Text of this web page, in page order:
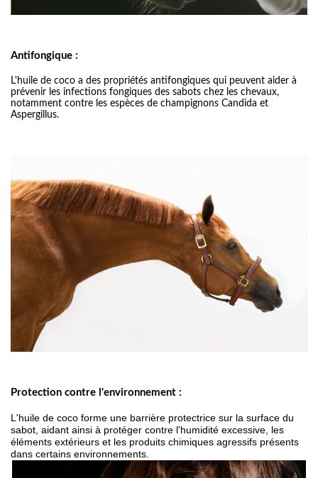
Antifongique :
L'huile de coco a des propriétés antifongiques qui peuvent aider à
prévenir les infections fongiques des sabots chez les chevaux,
notamment contre les espèces de champignons Candida et
Aspergillus.
Protection contre l'environnement :
L'huile de coco forme une barrière protectrice sur la surface du
sabot, aidant ainsi à protéger contre l'humidité excessive, les
éléments extérieurs et les produits chimiques agressifs présents
dans certains environnements.